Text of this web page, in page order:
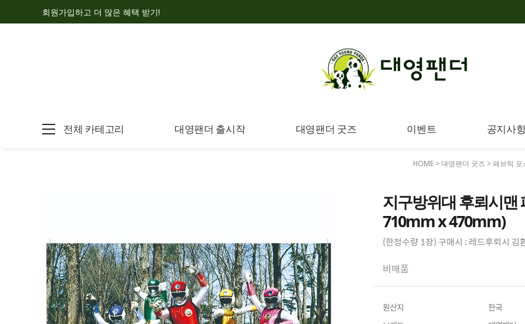
회원가입하고 더 많은 혜택 받기!
전체 카테고리 대영팬더 출시작 대영팬더 굿즈 이벤트 공지사
HOME >대영팬더 굿즈 >패브릭 포
지구방위대 후뢰시맨
710mm x 470mm)
(한정수량 1장) 구매시 : 레드후뢰시 김
비매품
원산지
한국